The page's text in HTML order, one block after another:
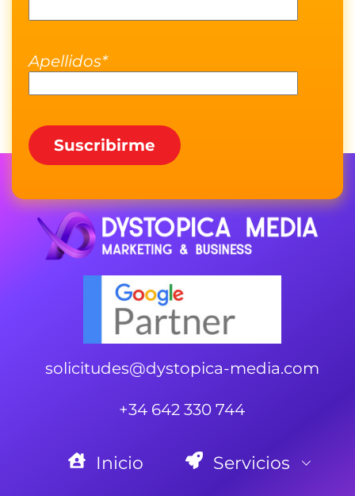
Apellidos*
solicitudes@dystopica-media.com
+34 642 330 744
Inicio Servicios